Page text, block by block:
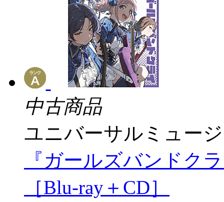
中古商品
ユニバーサルミュー
『ガールズバンドク
［Blu-ray＋CD］